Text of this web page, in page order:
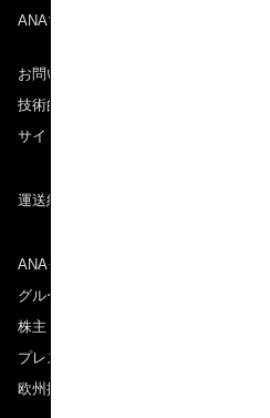
ANAマイレージクラブ
お問い合わせ
技術的なお問い合わせ（推奨環境）
サイトマップ
運送約款
ANAグループについて
グループ企業一覧
株主・投資家情報
プレスリリース
欧州採用情報